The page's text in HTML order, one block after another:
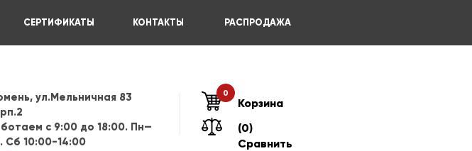
СЕРТИФИКАТЫ КОНТАКТЫ РАСПРОДАЖА
ул.Мельничная 83
c 9:00 до 18:00. Пн—
Сб 10:00-14:00
0
Корзина
(0)
Сравнить